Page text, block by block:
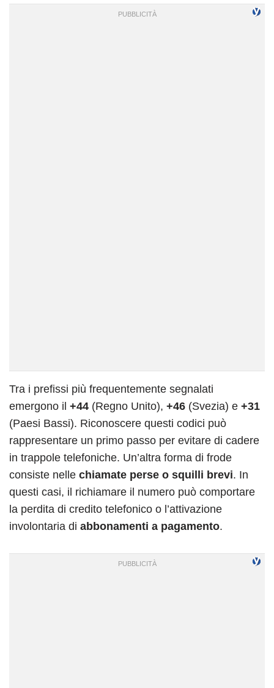
Tra i prefissi più frequentemente segnalati
emergono il +44 (Regno Unito), +46 (Svezia) e +31
(Paesi Bassi). Riconoscere questi codici può
rappresentare un primo passo per evitare di cadere
in trappole telefoniche. Un’altra forma di frode
consiste nelle chiamate perse o squilli brevi. In
questi casi, il richiamare il numero può comportare
la perdita di credito telefonico o l’attivazione
involontaria di abbonamenti a pagamento.